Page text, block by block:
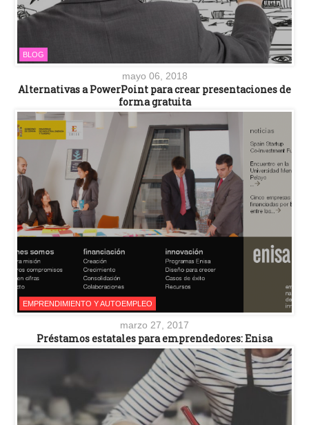
BLOG
mayo 06, 2018
Alternativas a PowerPoint para crear presentaciones de
forma gratuita
EMPRENDIMIENTO Y AUTOEMPLEO
marzo 27, 2017
Préstamos estatales para emprendedores: Enisa